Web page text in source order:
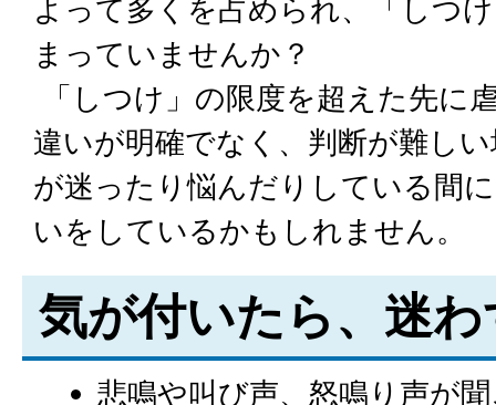
よって多くを占められ、「しつ
まっていませんか？
「しつけ」の限度を超えた先に
違いが明確でなく、判断が難し
が迷ったり悩んだりしている間
いをしているかもしれません。
気が付いたら、迷
悲鳴や叫び声、怒鳴り声が